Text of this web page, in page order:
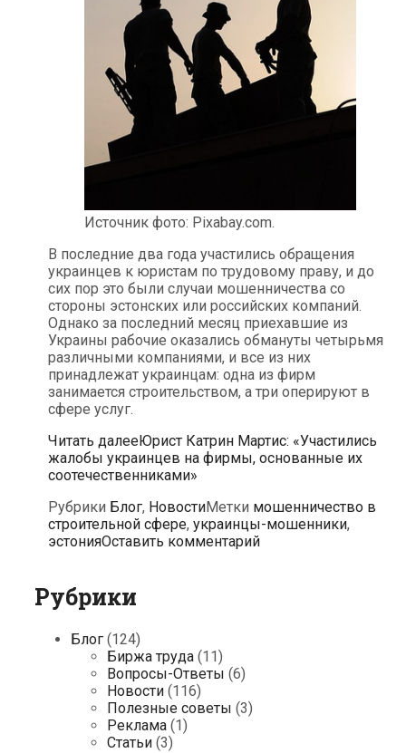
Источник фото: Pixabay.com.
В последние два года участились обращения
украинцев к юристам по трудовому праву, и до
сих пор это были случаи мошенничества со
стороны эстонских или российских компаний.
Однако за последний месяц приехавшие из
Украины рабочие оказались обмануты четырьмя
различными компаниями, и все из них
принадлежат украинцам: одна из фирм
занимается строительством, а три оперируют в
сфере услуг.
Читать далееЮрист Катрин Мартис: «Участились
жалобы украинцев на фирмы, основанные их
соотечественниками»
Рубрики Блог, НовостиМетки мошенничество в
строительной сфере, украинцы-мошенники,
эстонияОставить комментарий
Рубрики
Блог (124)
Биржа труда (11)
Вопросы-Ответы (6)
Новости (116)
Полезные советы (3)
Реклама (1)
Статьи (3)